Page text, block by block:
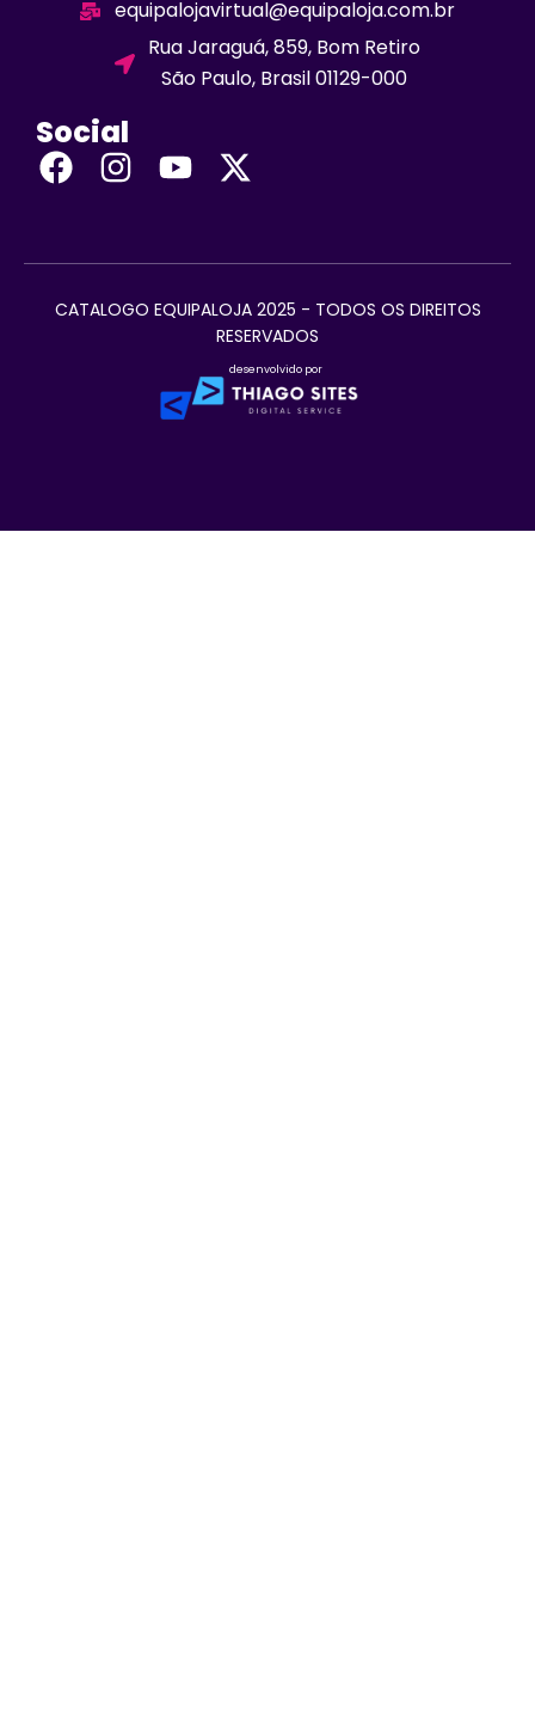
equipalojavirtual@equipaloja.com.br
Rua Jaraguá, 859, Bom Retiro
São Paulo, Brasil 01129-000
Social
CATALOGO EQUIPALOJA 2025 - TODOS OS DIREITOS
RESERVADOS
desenvolvido por